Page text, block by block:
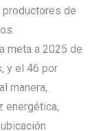
de
meta a 2025 de
y el 46 por
manera,
energética,